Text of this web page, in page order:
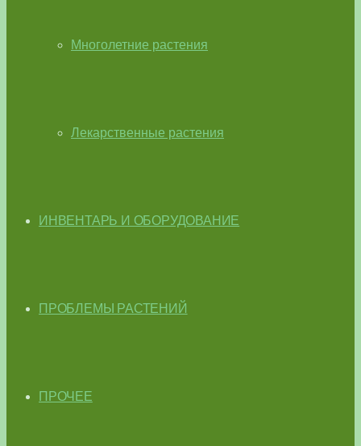
Многолетние растения
Лекарственные растения
ИНВЕНТАРЬ И ОБОРУДОВАНИЕ
ПРОБЛЕМЫ РАСТЕНИЙ
ПРОЧЕЕ